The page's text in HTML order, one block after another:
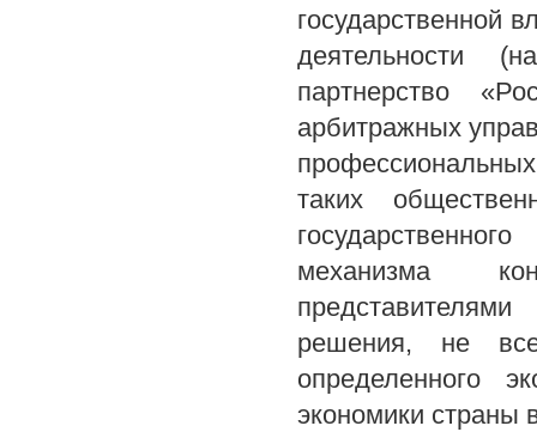
государственной
деятельности
партнерство
арбитражных
таких
механизма
решения, не
определенного
экономики страны